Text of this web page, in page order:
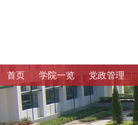
首页 学院一览 党政管理